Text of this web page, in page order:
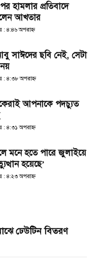
হামলার প্রতিবাদে
আখতার
: ৪:৪৬ অপরাহ্ণ
সাঈদের ছবি নেই, সেটা
: ৪:৩৮ অপরাহ্ণ
আপনাকে পদচ্যুত
: ৪:৩১ অপরাহ্ণ
মনে হতে পারে জুলাইয়ে
হয়েছে’
: ৪:২৩ অপরাহ্ণ
ঢেউটিন বিতরণ